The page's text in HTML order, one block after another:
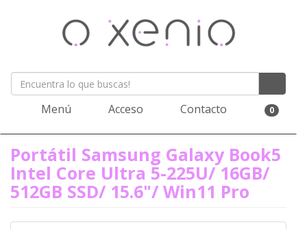
Menú Acceso Contacto 0
Portátil Samsung Galaxy Book5
Intel Core Ultra 5-225U/ 16GB/
512GB SSD/ 15.6"/ Win11 Pro